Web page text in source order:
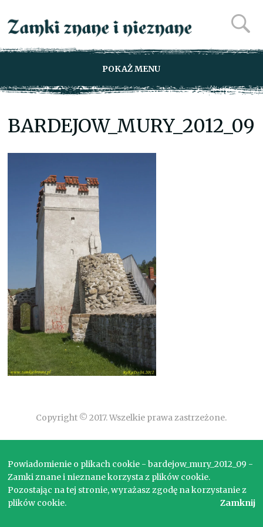
POKAŻ MENU
BARDEJOW_MURY_2012_09
Copyright © 2017. Wszelkie prawa zastrzeżone.
Powiadomienie o plikach cookie - bardejow_mury_2012_09 -
Zamki znane i nieznane korzysta z plików cookie.
Pozostając na tej stronie, wyrażasz zgodę na korzystanie z
plików cookie.
Zamknij